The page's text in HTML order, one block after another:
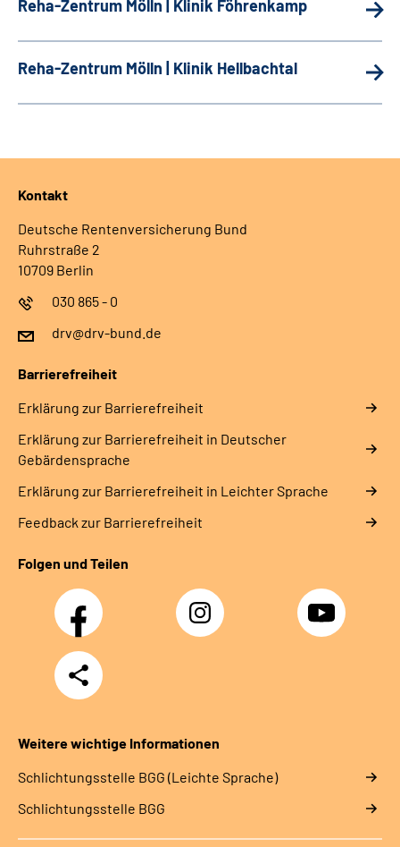
Reha-Zentrum Mölln | Klinik Föhrenkamp
Reha-Zentrum Mölln | Klinik Hellbachtal
Kontakt
Deutsche Rentenversicherung Bund
Ruhrstraße 2
10709 Berlin
030 865 - 0
drv@drv-bund.de
Barrierefreiheit
Erklärung zur Barrierefreiheit
Erklärung zur Barrierefreiheit in Deutscher
Gebärdensprache
Erklärung zur Barrierefreiheit in Leichter Sprache
Feedback zur Barrierefreiheit
Folgen und Teilen
Facebook Instagram YouTube
Teilen
Weitere wichtige Informationen
Schlich­tungs­stel­le BGG (Leichte Sprache)
Schlich­tungs­stel­le BGG